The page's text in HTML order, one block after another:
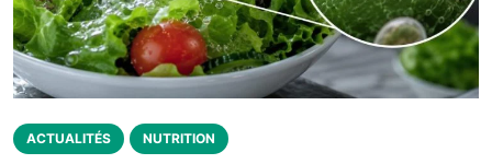
ACTUALITÉS NUTRITION